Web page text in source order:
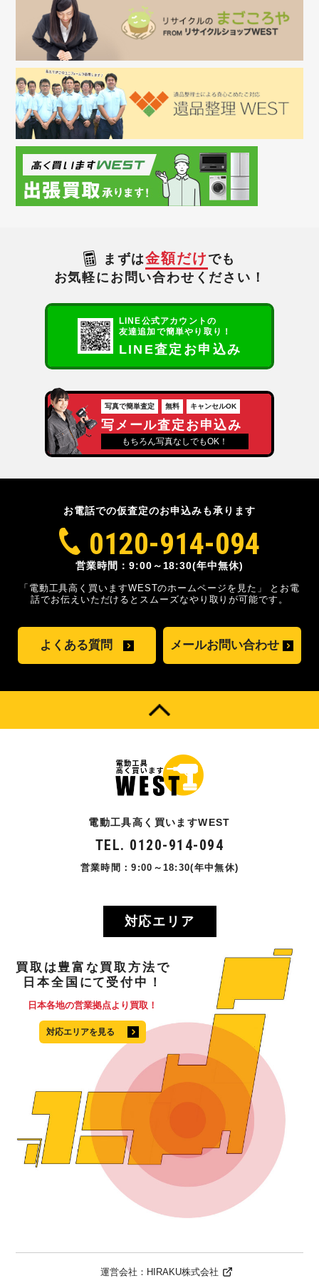
まずは金額だけ でも
お気軽にお問い合わせください！
LINE公式アカウントの
友達追加で簡単やり取り！
LINE査定お申込み
写真で簡単査定 無料 キャンセルOK
写メール査定お申込み
もちろん写真なしでもOK！
お電話での仮査定のお申込みも承ります
0120-914-094
営業時間：9:00～18:30(年中無休)
「電動工具高く買いますWESTのホームページを見た」
とお電
話でお伝えいただけるとスムーズなやり取りが可能です。
よくある質問 メールお問い合わせ
電動工具高く買いますWEST
TEL. 0120-914-094
営業時間：9:00～18:30(年中無休)
対応エリア
買取 は 豊富な買取方法で
日本全国 にて 受付中！
日本各地の営業拠点より買取！
対応エリアを見る
運営会社： HIRAKU株式会社